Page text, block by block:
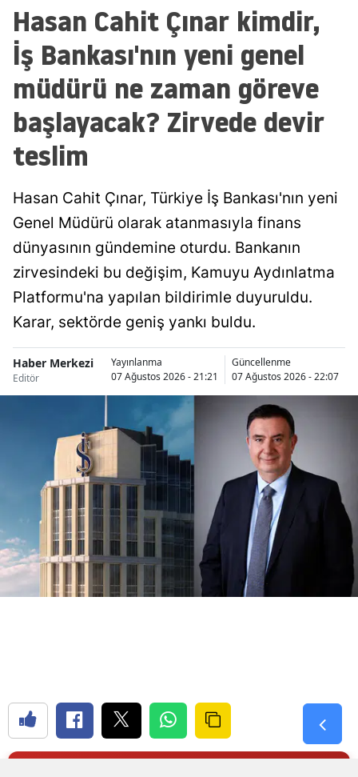
Konya
Kütahya
Malatya
Manisa
Muğla
Muş
Nevşehir
Niğde
Ordu
Rize
Sakarya
Siirt
Sinop
Sivas
Tekirdağ
Şanlıurfa
Uşak
Hasan Cahit Çınar kimdir,
İş Bankası'nın yeni genel
müdürü ne zaman göreve
başlayacak? Zirvede devir
teslim
Hasan Cahit Çınar, Türkiye İş Bankası'nın yeni
Genel Müdürü olarak atanmasıyla finans
dünyasının gündemine oturdu. Bankanın
zirvesindeki bu değişim, Kamuyu Aydınlatma
Platformu'na yapılan bildirimle duyuruldu.
Karar, sektörde geniş yankı buldu.
Haber Merkezi
Editör
Yayınlanma
07 Ağustos 2026 - 21:21
Güncellenme
07 Ağustos 2026 - 22:07